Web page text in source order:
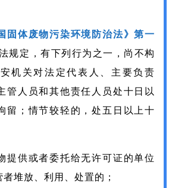
固体废物污染环境防治法》第一
规定，有下列行为之一，尚不构
机关对法定代表人、主要负责
管人员和其他责任人员处十日以
留；情节较轻的，处五日以上十
提供或者委托给无许可证的单位
堆放、利用、处置的；